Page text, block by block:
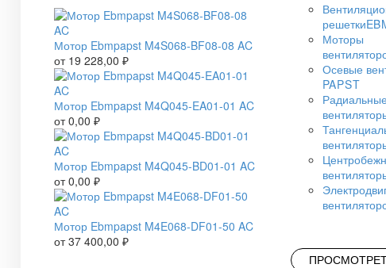
Мотор Ebmpapst M4S068-BF08-08 AC
от 19 228,00 ₽
Мотор Ebmpapst M4Q045-EA01-01 AC
от0,00 ₽
Мотор Ebmpapst M4Q045-BD01-01 AC
от0,00 ₽
Мотор Ebmpapst M4E068-DF01-50 AC
от37 400,00 ₽
решетки
Моторы
Осевые
PAPST
Радиальные